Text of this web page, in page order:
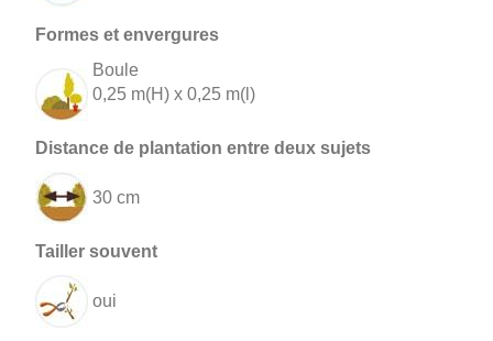
Boule
0,25 m(H) x 0,25 m(l)
30 cm
oui